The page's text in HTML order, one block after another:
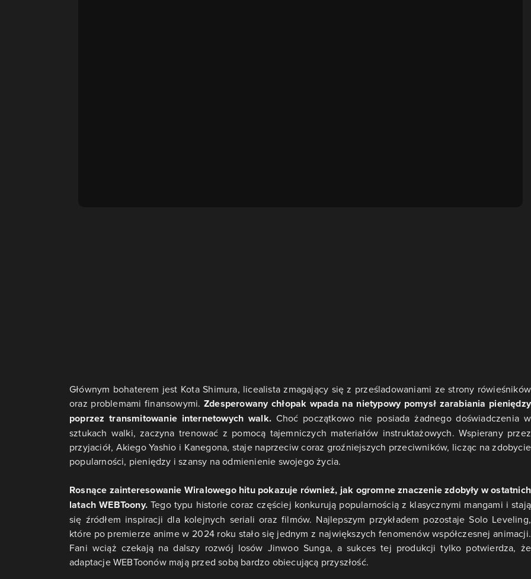
Głównym bohaterem jest Kota Shimura, licealista zmagający się z prześladowaniami ze strony rówieśników
oraz problemami finansowymi. Zdesperowany chłopak wpada na nietypowy pomysł zarabiania pieniędzy
poprzez transmitowanie internetowych walk. Choć początkowo nie posiada żadnego doświadczenia w
sztukach walki, zaczyna trenować z pomocą tajemniczych materiałów instruktażowych. Wspierany przez
przyjaciół, Akiego Yashio i Kanegona, staje naprzeciw coraz groźniejszych przeciwników, licząc na zdobycie
popularności, pieniędzy i szansy na odmienienie swojego życia.
Rosnące zainteresowanie Wiralowego hitu pokazuje również, jak ogromne znaczenie zdobyły w ostatnich
latach WEBToony. Tego typu historie coraz częściej konkurują popularnością z klasycznymi mangami i stają
się źródłem inspiracji dla kolejnych seriali oraz filmów. Najlepszym przykładem pozostaje Solo Leveling,
które po premierze anime w 2024 roku stało się jednym z największych fenomenów współczesnej animacji.
Fani wciąż czekają na dalszy rozwój losów Jinwoo Sunga, a sukces tej produkcji tylko potwierdza, że
adaptacje WEBToonów mają przed sobą bardzo obiecującą przyszłość.